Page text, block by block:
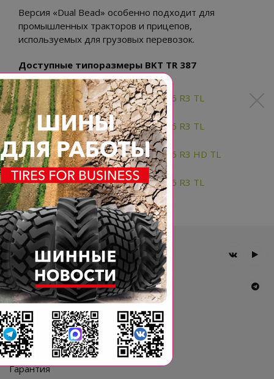
Версия «Dual Bead» особенно подходит для
промышленных тракторов и прицепов,
используемых для грузовых перевозок.
Доступные типоразмеры BKT TR 387
18.4-26 12PR BKT TR 387 146A6 R3 TL
23.1-26 12PR BKT TR 387 153A6 R3 TL
23.1-26 12PR BKT TR 387 164A6 R3 HD TL
23.1-26 16PR BKT TR 387 159A6 R3 TL
Главная
Компания
Шины BKT
Новости
Статьи
Контакты
Гарантия